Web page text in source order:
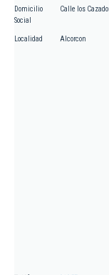
Domicilio
Social
Calle los
Localidad Alcorcon